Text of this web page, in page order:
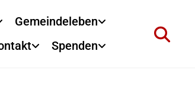
Gemeindeleben
Spenden